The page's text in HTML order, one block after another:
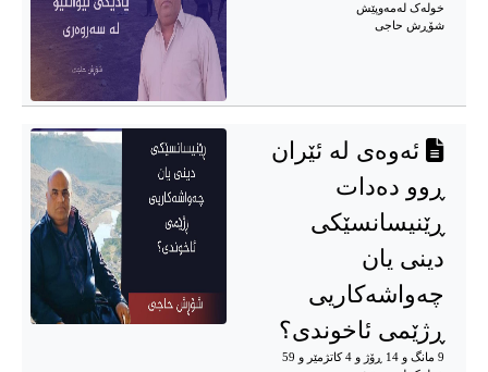
خوله‌ک له‌مه‌وپێش‌
شۆڕش حاجی
ئەوەی لە ئێران
ڕوو دەدات
ڕێنیسانسێکی
دینی یان
چەواشەکاریی
ڕژێمی ئاخوندی؟
9 مانگ و 14 ڕۆژ و 4 کاتژمێر و 59